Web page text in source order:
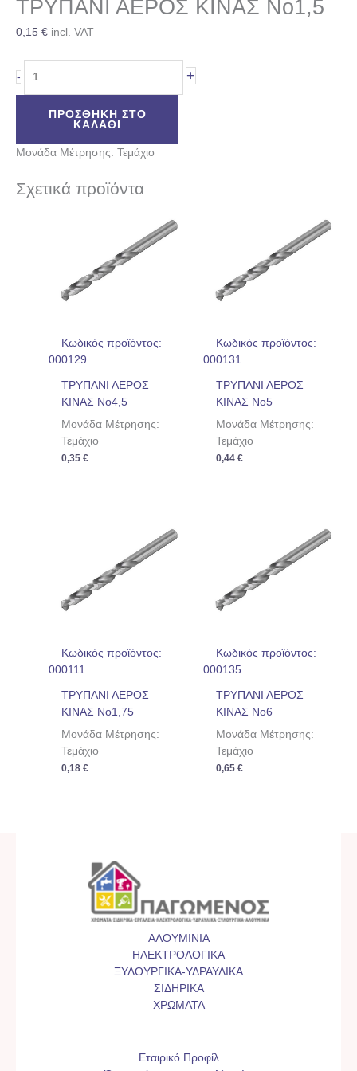
ΤΡΥΠΑΝΙ ΑΕΡΟΣ ΚΙΝΑΣ No1,5
0,15 € incl. VAT
- +
ΠΡΟΣΘΉΚΗ ΣΤΟ
ΚΑΛΆΘΙ
Μονάδα Μέτρησης: Τεμάχιο
Σχετικά προϊόντα
Κωδικός προϊόντος:
000129
ΤΡΥΠΑΝΙ ΑΕΡΟΣ
ΚΙΝΑΣ No4,5
Μονάδα Μέτρησης:
Τεμάχιο
0,35€
Κωδικός προϊόντος:
000131
ΤΡΥΠΑΝΙ ΑΕΡΟΣ
ΚΙΝΑΣ No5
Μονάδα Μέτρησης:
Τεμάχιο
0,44 €
Κωδικός προϊόντος:
000111
ΤΡΥΠΑΝΙ ΑΕΡΟΣ
ΚΙΝΑΣ No1,75
Μονάδα Μέτρησης:
Τεμάχιο
0,18€
Κωδικός προϊόντος:
000135
ΤΡΥΠΑΝΙ ΑΕΡΟΣ
ΚΙΝΑΣ No6
Μονάδα Μέτρησης:
Τεμάχιο
0,65 €
ΑΛΟΥΜΙΝΙΑ
ΗΛΕΚΤΡΟΛΟΓΙΚΑ
ΞΥΛΟΥΡΓΙΚΑ-ΥΔΡΑΥΛΙΚΑ
ΣΙΔΗΡΙΚΑ
ΧΡΩΜΑΤΑ
Εταιρικό Προφίλ